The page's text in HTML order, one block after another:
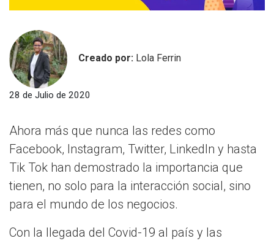
Creado por: Lola Ferrin
28 de Julio de 2020
Ahora más que nunca las redes como
Facebook, Instagram, Twitter, LinkedIn y hasta
Tik Tok han demostrado la importancia que
tienen, no solo para la interacción social, sino
para el mundo de los negocios.
Con la llegada del Covid-19 al país y las